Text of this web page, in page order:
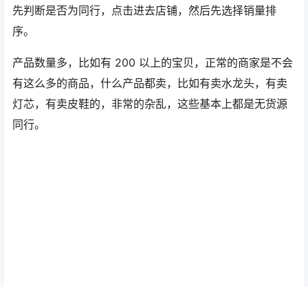
先判断是否为同行，点击进去店铺，然后先选择销量排
序。
产品数量多，比如有 200 以上的宝贝，正常的商家是不会
有这么多的商品，什么产品都卖，比如有卖水龙头，有卖
灯芯，有卖皮鞋的，非常的杂乱，这些基本上都是无货源
同行。